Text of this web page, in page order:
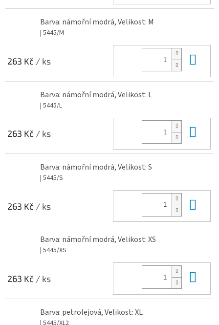
Barva: námořní modrá, Velikost: M
| 5445/M
263 Kč / ks
Barva: námořní modrá, Velikost: L
| 5445/L
263 Kč / ks
Barva: námořní modrá, Velikost: S
| 5445/S
263 Kč / ks
Barva: námořní modrá, Velikost: XS
| 5445/XS
263 Kč / ks
Barva: petrolejová, Velikost: XL
| 5445/XL2